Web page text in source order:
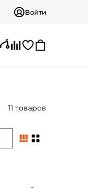
Войти
11 товаров